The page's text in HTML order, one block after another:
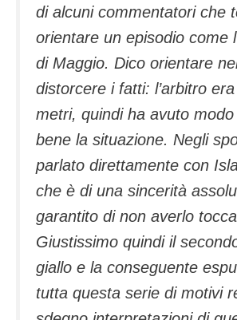
di alcuni commentatori che
orientare un episodio come
di Maggio. Dico orientare
distorcere i fatti: l’arbitro
metri, quindi ha avuto
bene la situazione. Negli
parlato direttamente con
che è di una sincerità
garantito di non averlo
Giustissimo quindi il
giallo e la conseguente
tutta questa serie di motivi